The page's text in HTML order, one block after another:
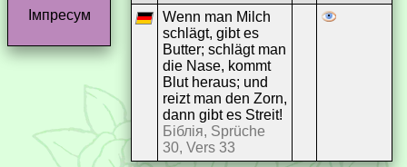
Імпресум
Wenn man Milch
schlägt, gibt es
Butter; schlägt man
die Nase, kommt
Blut heraus; und
reizt man den Zorn,
dann gibt es Streit!
Біблія, Sprüche
30, Vers 33